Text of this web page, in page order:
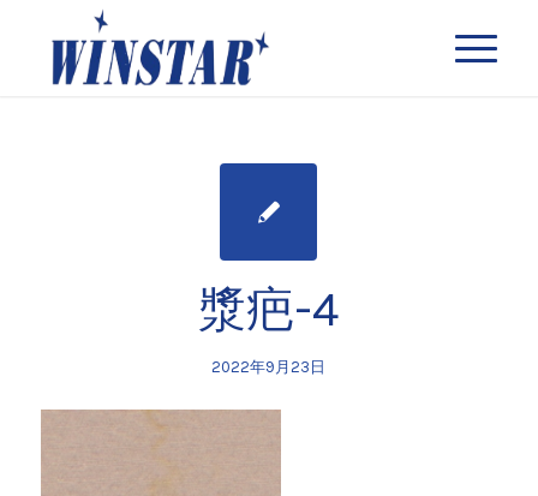
漿疤-4
2022年9月23日